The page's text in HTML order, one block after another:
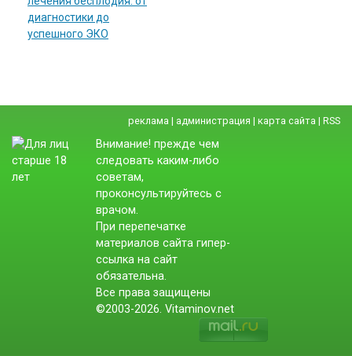
диагностики до
успешного ЭКО
реклама | администрация | карта сайта | RSS
Внимание! прежде чем
следовать каким-либо
советам,
проконсультируйтесь с
врачом.
При перепечатке
материалов сайта гипер-
ссылка на сайт
обязательна.
Все права защищены
©2003-2026. Vitaminov.net